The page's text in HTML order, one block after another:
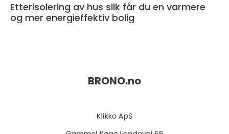
Etterisolering av hus slik får du en varmere
og mer energieffektiv bolig
BRONO.no